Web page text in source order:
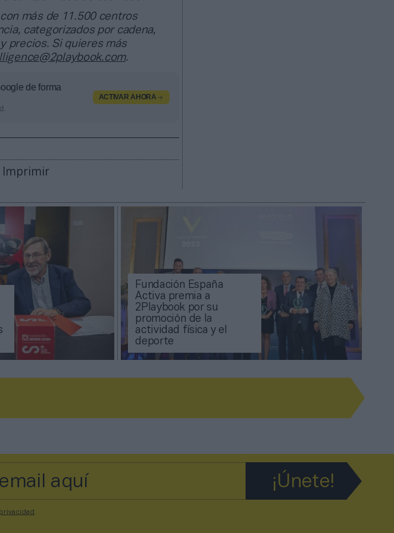
más de 11.500 centros
categorizados por cadena,
precios. Si quieres más
.
de forma
ACTIVAR AHORA
Imprimir
Fundación España
Activa premia a
2Playbook por su
promoción de la
actividad física y el
deporte